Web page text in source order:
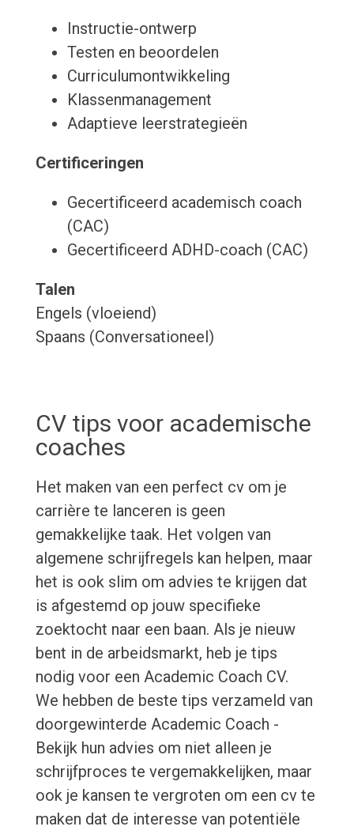
Instructie-ontwerp
Testen en beoordelen
Curriculumontwikkeling
Klassenmanagement
Adaptieve leerstrategieën
Certificeringen
Gecertificeerd academisch coach
(CAC)
Gecertificeerd ADHD-coach (CAC)
Talen
Engels (vloeiend)
Spaans (Conversationeel)
CV tips voor academische
coaches
Het maken van een perfect cv om je
carrière te lanceren is geen
gemakkelijke taak. Het volgen van
algemene schrijfregels kan helpen, maar
het is ook slim om advies te krijgen dat
is afgestemd op jouw specifieke
zoektocht naar een baan. Als je nieuw
bent in de arbeidsmarkt, heb je tips
nodig voor een Academic Coach CV.
We hebben de beste tips verzameld van
doorgewinterde Academic Coach -
Bekijk hun advies om niet alleen je
schrijfproces te vergemakkelijken, maar
ook je kansen te vergroten om een cv te
maken dat de interesse van potentiële